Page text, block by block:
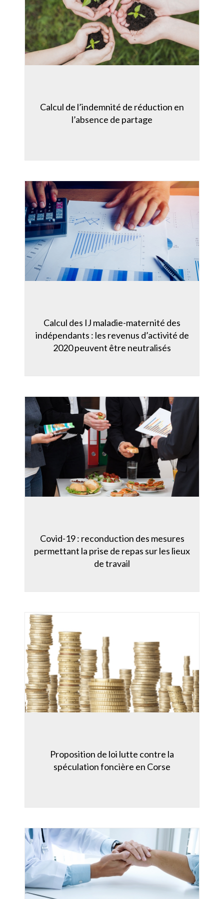
Calcul de l’indemnité de réduction en
l’absence de partage
Calcul des IJ maladie-maternité des
indépendants : les revenus d’activité de
2020 peuvent être neutralisés
Covid-19 : reconduction des mesures
permettant la prise de repas sur les lieux
de travail
Proposition de loi lutte contre la
spéculation foncière en Corse